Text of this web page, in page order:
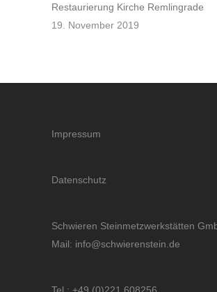
Restaurierung Kirche Remlingrade
19. November 2019
Impressum
Datenschutz
Schwieren Steinmetzwerkstätten
Mail: info@schwierenstein.de
Tel.: +49 (0)221 608256